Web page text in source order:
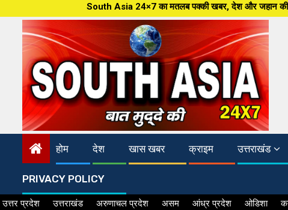
to
content
South Asia 24×7 का मतलब पक्की खबर, देश और जहान की ताजातरीन
होम देश खास खबर क्राइम उत्तराखंड
PRIVACY POLICY
उत्तर प्रदेश उत्तराखंड अरुणाचल प्रदेश असम आंध्र प्रदेश ओडिशा